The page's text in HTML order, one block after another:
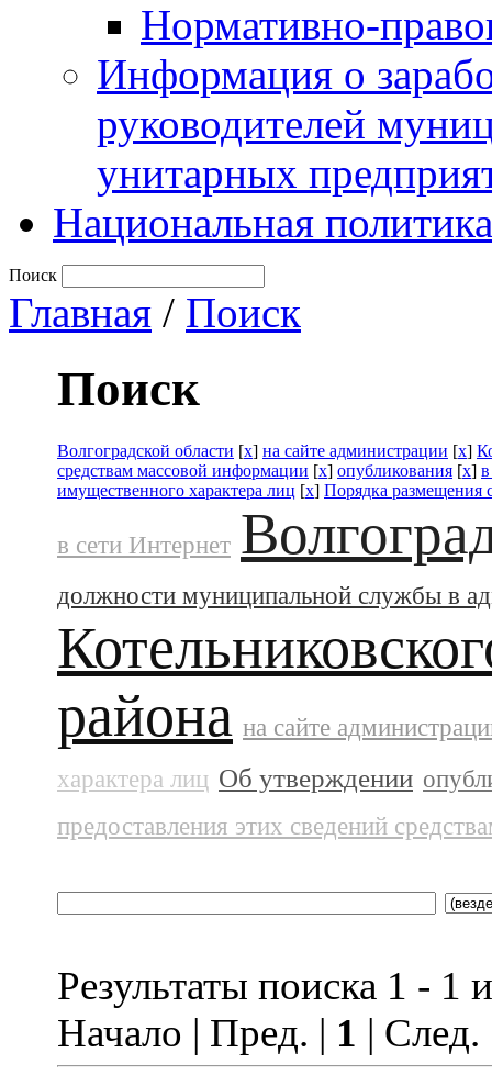
Нормативно-
Информация о
руководителей
унитарных
Национальная политика
Поиск
Главная / Поиск
Поиск
Волгоградской области [x] на сайте администрации [x]
средствам массовой информации [x] опубликования [x]
имущественного характера лиц [x] Порядка размещения
в сети Интернет
должности муниципальной службы в
района на сайте
характера лиц Об утверждении
предоставления этих сведений
Результаты поиска 1 - 1
Начало | Пред. | 1 |